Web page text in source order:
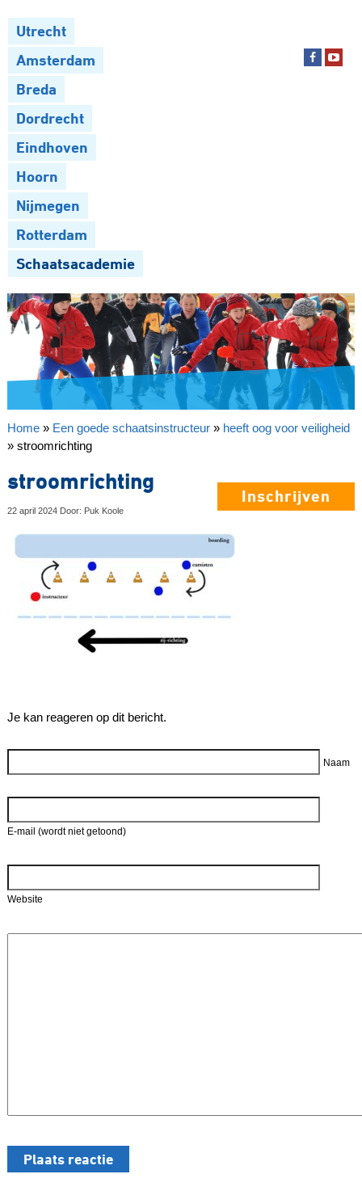
Utrecht
Amsterdam
Breda
Dordrecht
Eindhoven
Hoorn
Nijmegen
Rotterdam
Schaatsacademie
Home» Een goede schaatsinstructeur» heeft oog voor veiligheid
» stroomrichting
Inschrijven
stroomrichting
22 april 2024 Door: Puk Koole
Je kan reageren op dit bericht.
Naam
E-mail (wordt niet getoond)
Website